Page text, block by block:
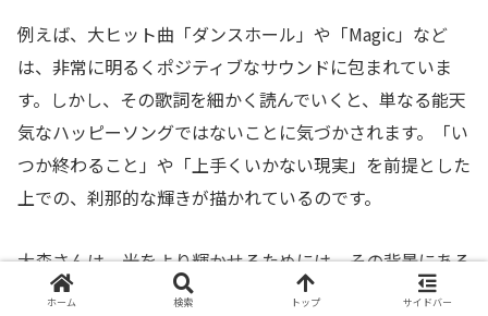
例えば、大ヒット曲「ダンスホール」や「Magic」など
は、非常に明るくポジティブなサウンドに包まれていま
す。しかし、その歌詞を細かく読んでいくと、単なる能天
気なハッピーソングではないことに気づかされます。「い
つか終わること」や「上手くいかない現実」を前提とした
上での、刹那的な輝きが描かれているのです。
大森さんは、光をより輝かせるためには、その背景にある
影の存在を忘れてはならないと考えているようです。影を
ホーム 検索 トップ サイドバー